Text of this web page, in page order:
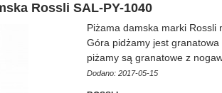
Rossli SAL-PY-1040
Piżama damska marki Rossli
Góra pidżamy jest
piżamy są granatowe z
Dodano: 2017-05-15